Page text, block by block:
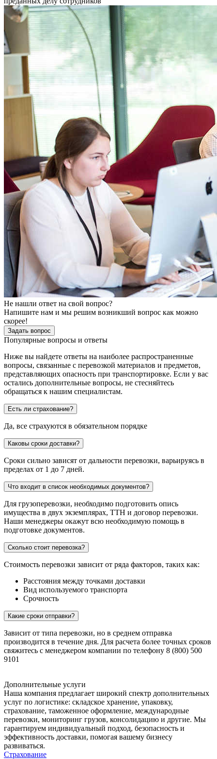
Не нашли ответ на свой вопрос?
Напишите нам и мы решим возникший вопрос как можно
скорее!
Задать вопрос
Популярные вопросы и ответы
Ниже вы найдете ответы на наиболее распространенные
вопросы, связанные с перевозкой материалов и предметов,
представляющих опасность при транспортировке. Если у вас
остались дополнительные вопросы, не стесняйтесь
обращаться к нашим специалистам.
Есть ли страхование?
Да, все страхуются в обязательном порядке
Каковы сроки доставки?
Сроки сильно зависят от дальности перевозки, варьируясь в
пределах от 1 до 7 дней.
Что входит в список необходимых документов?
Для грузоперевозки, необходимо подготовить опись
имущества в двух экземплярах, ТТН и договор перевозки.
Наши менеджеры окажут всю необходимую помощь в
подготовке документов.
Сколько стоит перевозка?
Стоимость перевозки зависит от ряда факторов, таких как:
Расстояния между точками доставки
Вид используемого транспорта
Срочность
Какие сроки отправки?
Зависит от типа перевозки, но в среднем отправка
производится в течение дня. Для расчета более точных сроков
свяжитесь с менеджером компании по телефону 8 (800) 500
9101
Дополнительные услуги
Наша компания предлагает широкий спектр дополнительных
услуг по логистике: складское хранение, упаковку,
страхование, таможенное оформление, международные
перевозки, мониторинг грузов, консолидацию и другие. Мы
гарантируем индивидуальный подход, безопасность и
эффективность доставки, помогая вашему бизнесу
развиваться.
Страхование